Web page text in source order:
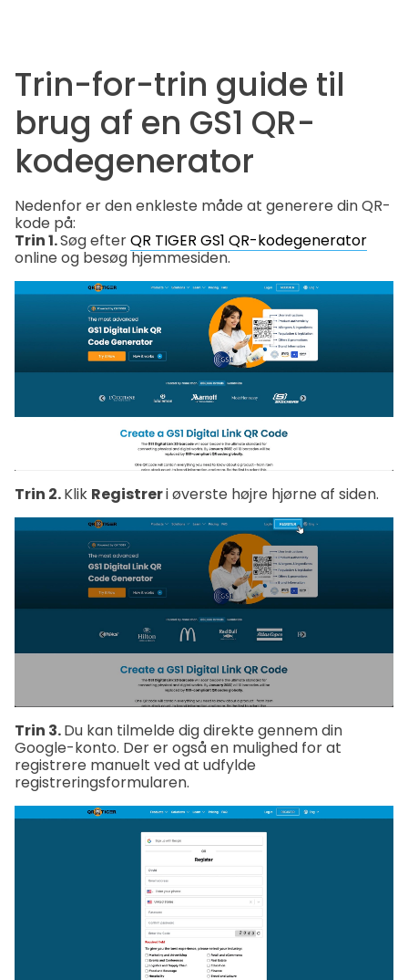
Trin-for-trin guide til
brug af en GS1 QR-
kodegenerator
Nedenfor er den enkleste måde at generere din QR-
kode på:
Trin 1.Søg efterQR TIGER GS1 QR-kodegenerator
online og besøg hjemmesiden.
Trin 2.Klik Registreri øverste højre hjørne af siden.
Trin 3.Du kan tilmelde dig direkte gennem din
Google-konto. Der er også en mulighed for at
registrere manuelt ved at udfylde
registreringsformularen.